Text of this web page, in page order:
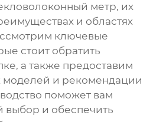
метр, их
и областях
ключевые
стоит обратить
а также предоставим
моделей и рекомендации
поможет вам
выбор и обеспечить